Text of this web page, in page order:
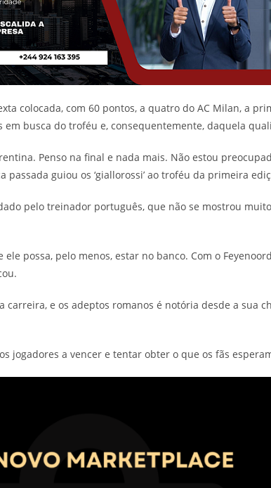
colocada, com 60 pontos, a quatro do AC Milan, a
em busca do troféu e, consequentemente, daquela
Penso na final e nada mais. Não estou
guiou os ‘giallorossi’ ao troféu da primeira
pelo treinador português, que não se mostrou
possa, pelo menos, estar no banco. Com o
e os adeptos romanos é notória desde a sua
jogadores a vencer e tentar obter o que os fãs